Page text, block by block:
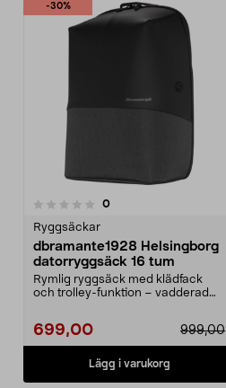
-30%
0recensioner
Ryggsäckar
dbramante1928 Helsingborg
datorryggsäck 16 tum
Rymlig ryggsäck med klädfack
och trolley-funktion – vadderad
999,00
699,00
Lägg i varukorg